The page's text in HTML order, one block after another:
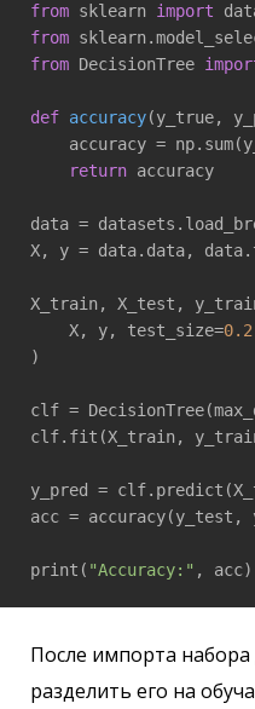
from sklearn import
from
from DecisionTree
def accuracy(y_true,
accuracy =
return accuracy
data =
X, y = data.data,
X_train, X_test,
    X, y, test_size=
0.2
)
clf =
clf.fit(X_train,
y_pred =
acc = accuracy(y_test,
print( "Accuracy:"
После импорта
разделить его на